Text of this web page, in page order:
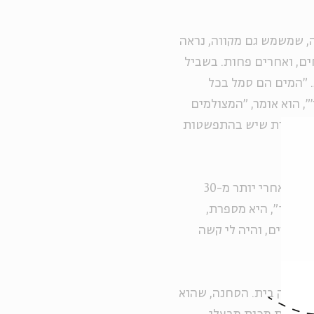
שמשמש גם מקווה, נראה
ואחרים פחות. בשביל
"המים הם סמל בכל
הוא אומר, "המצולמים
למרות שיש בהתפשטות
יעל חזן, תושבת בית שאן שהצליחה להיפרד מבעלה המתעלל אחרי יותר מ-30
היא מספרת,
זרים, והיה לי קשה
במשק בית. הסחנה, שהוא